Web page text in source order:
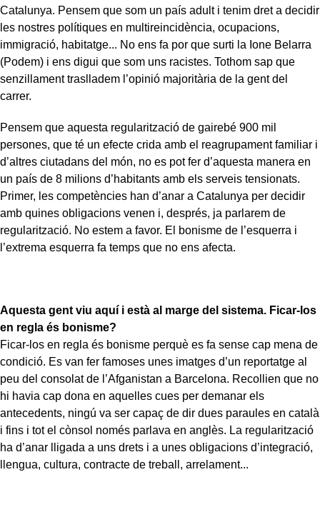
Catalunya. Pensem que som un país adult i tenim dret a decidir
les nostres polítiques en multireincidència, ocupacions,
immigració, habitatge... No ens fa por que surti la Ione Belarra
(Podem) i ens digui que som uns racistes. Tothom sap que
senzillament traslladem l’opinió majoritària de la gent del
carrer.
Pensem que aquesta regularització de gairebé 900 mil
persones, que té un efecte crida amb el reagrupament familiar i
d’altres ciutadans del món, no es pot fer d’aquesta manera en
un país de 8 milions d’habitants amb els serveis tensionats.
Primer, les competències han d’anar a Catalunya per decidir
amb quines obligacions venen i, després, ja parlarem de
regularització. No estem a favor. El bonisme de l’esquerra i
l’extrema esquerra fa temps que no ens afecta.
Aquesta gent viu aquí i està al marge del sistema. Ficar-los
en regla és bonisme?
Ficar-los en regla és bonisme perquè es fa sense cap mena de
condició. Es van fer famoses unes imatges d’un reportatge al
peu del consolat de l’Afganistan a Barcelona. Recollien que no
hi havia cap dona en aquelles cues per demanar els
antecedents, ningú va ser capaç de dir dues paraules en català
i fins i tot el cònsol només parlava en anglès. La regularització
ha d’anar lligada a uns drets i a unes obligacions d’integració,
llengua, cultura, contracte de treball, arrelament...